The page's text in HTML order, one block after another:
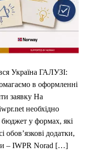
Україна ГАЛУЗІ:
в оформленні
заявку На
необхідно
бюджет у формах, які
обов’язкові додатки,
– IWPR Norad […]